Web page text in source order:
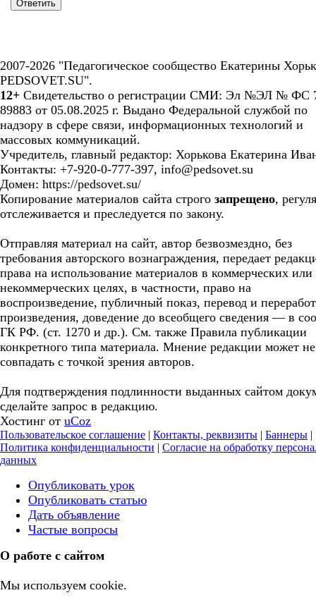
2007-2026 "Педагогическое сообщество Екатерины
PEDSOVET.SU".
12+ Свидетельство о регистрации СМИ: Эл №ЭЛ № ФС
89883 от 05.08.2025 г. Выдано Федеральной службой по
надзору в сфере связи, информационных технологий и
массовых коммуникаций.
Учредитель, главный редактор: Хорькова Екатерина
Контакты: +7-920-0-777-397, info@pedsovet.su
Домен: https://pedsovet.su/
Копирование материалов сайта строго запрещено,
отслеживается и преследуется по закону.
Отправляя материал на сайт, автор безвозмездно, без
требования авторского вознаграждения, передает
права на использование материалов в коммерческих или
некоммерческих целях, в частности, право на
воспроизведение, публичный показ, перевод и
произведения, доведение до всеобщего сведения — в
ГК РФ. (ст. 1270 и др.). См. также Правила публикации
конкретного типа материала. Мнение редакции может не
совпадать с точкой зрения авторов.
Для подтверждения подлинности выданных сайтом
сделайте запрос в редакцию.
Хостинг от uCoz
Пользовательское соглашение | Контакты, реквизиты | Баннеры |
Политика конфиденциальности | Согласие на обработку
данных
Опубликовать урок
Опубликовать статью
Дать объявление
Частые вопросы
О работе с сайтом
Мы используем cookie.